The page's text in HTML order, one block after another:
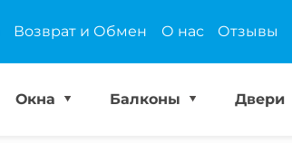
Возврат и Обмен О нас Отзывы
Окна Балконы Двери